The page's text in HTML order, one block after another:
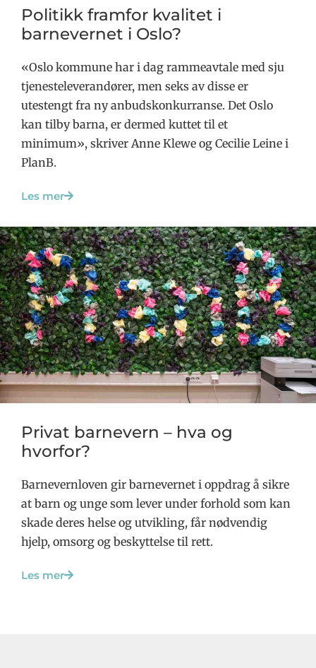
Politikk framfor kvalitet i
barnevernet i Oslo?
«Oslo kommune har i dag rammeavtale med sju
tjenesteleverandører, men seks av disse er
utestengt fra ny anbudskonkurranse. Det Oslo
kan tilby barna, er dermed kuttet til et
minimum», skriver Anne Klewe og Cecilie Leine i
PlanB.
Les mer
Privat barnevern – hva og
hvorfor?
Barnevernloven gir barnevernet i oppdrag å sikre
at barn og unge som lever under forhold som kan
skade deres helse og utvikling, får nødvendig
hjelp, omsorg og beskyttelse til rett.
Les mer